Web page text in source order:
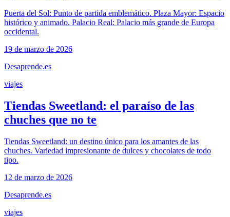
Puerta del Sol: Punto de partida emblemático. Plaza Mayor: Espacio
histórico y animado. Palacio Real: Palacio más grande de Europa
occidental.
19 de marzo de 2026
Desaprende.es
viajes
Tiendas Sweetland: el paraíso de las
chuches que no te
Tiendas Sweetland: un destino único para los amantes de las
chuches. Variedad impresionante de dulces y chocolates de todo
tipo.
12 de marzo de 2026
Desaprende.es
viajes